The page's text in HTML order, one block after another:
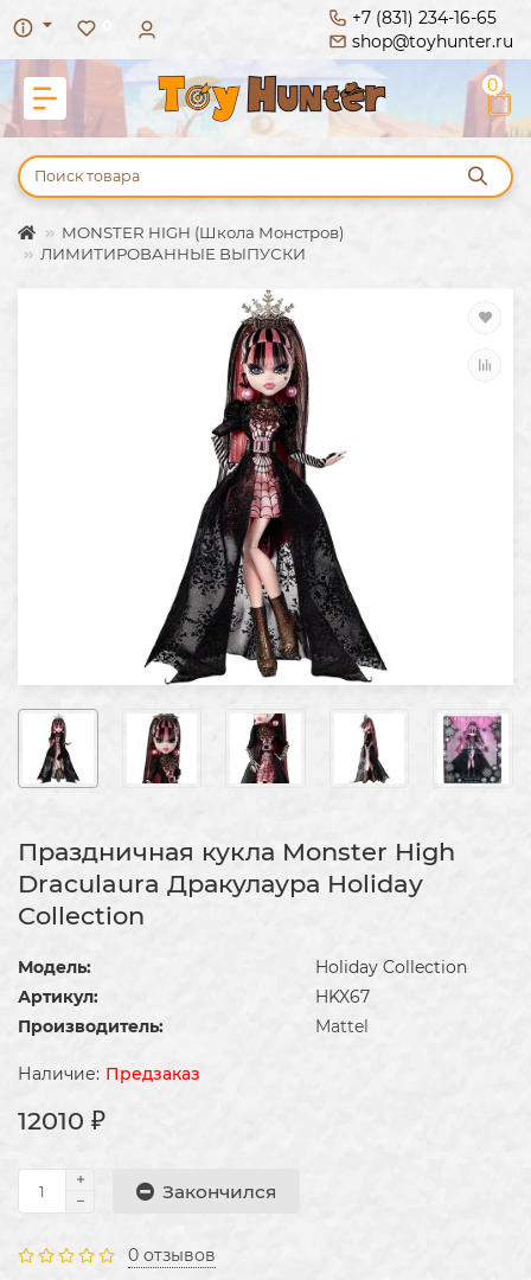
+7 (831) 234-16-65
shop@toyhunter.ru
0
MONSTER HIGH (Школа Монстров)
ЛИМИТИРОВАННЫЕ ВЫПУСКИ
Праздничная кукла Monster High
Draculaura Дракулаура Holiday
Collection
Модель:
Holiday Collection
Артикул:
HKX67
Производитель:
Mattel
Предзаказ
12010 ₽
Закончился
0 отзывов